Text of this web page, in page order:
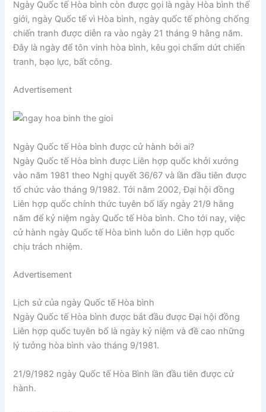
Ngày Quốc tế Hòa bình còn được gọi là ngày Hòa bình thế
giới, ngày Quốc tế vì Hòa bình, ngày quốc tế phòng chống
chiến tranh được diễn ra vào ngày 21 tháng 9 hằng năm.
Đây là ngày để tôn vinh hòa bình, kêu gọi chấm dứt chiến
tranh, bạo lực, bất công.
Advertisement
Ngày Quốc tế Hòa bình được cử hành bởi ai?
Ngày Quốc tế Hòa bình được Liên hợp quốc khởi xướng
vào năm 1981 theo Nghị quyết 36/67 và lần đầu tiên được
tổ chức vào tháng 9/1982. Tới năm 2002, Đại hội đồng
Liên hợp quốc chính thức tuyên bố lấy ngày 21/9 hằng
năm để kỷ niệm ngày Quốc tế Hòa bình. Cho tới nay, việc
cử hành ngày Quốc tế Hòa bình luôn do Liên hợp quốc
chịu trách nhiệm.
Advertisement
Lịch sử của ngày Quốc tế Hòa bình
Ngày Quốc tế Hòa bình được bắt đầu được Đại hội đồng
Liên hợp quốc tuyên bố là ngày kỷ niệm và đề cao những
lý tưởng hòa bình vào tháng 9/1981.
21/9/1982 ngày Quốc tế Hòa Bình lần đầu tiên được cử
hành.